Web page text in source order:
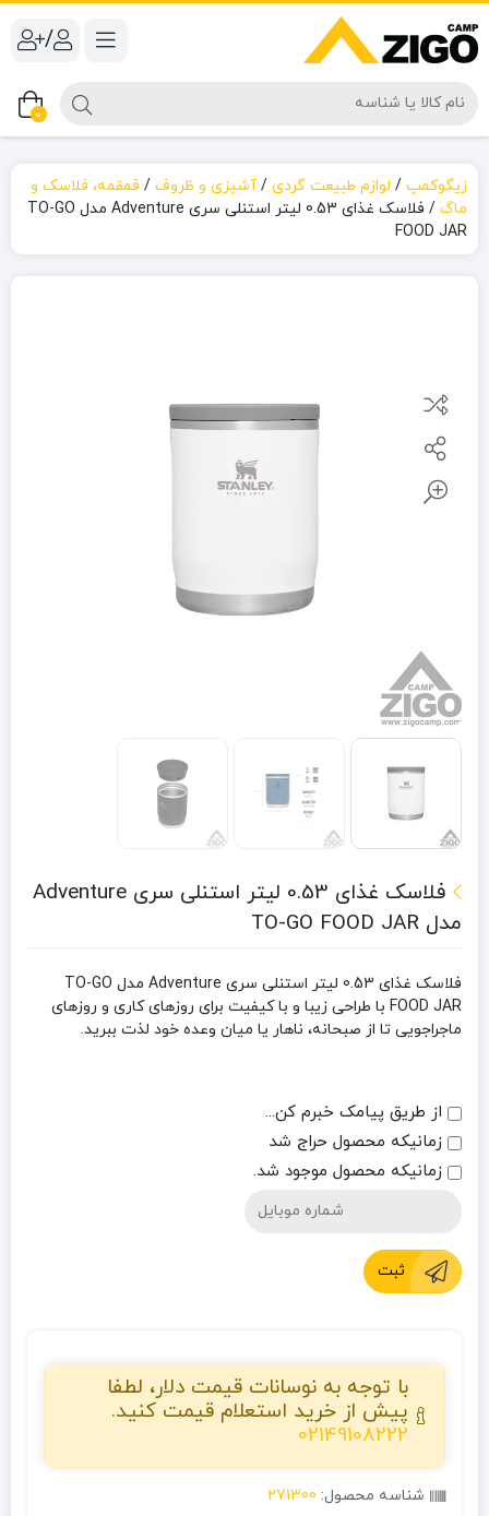
/
0
زیگوکمپ / لوازم طبیعت گردی /آشپزی و ظروف / قمقمه، فلاسک و
ماگ /
فلاسک غذای 0.53 لیتر استنلی سری Adventure مدل TO-GO
FOOD JAR
فلاسک غذای 0.53 لیتر استنلی سری Adventure
مدل TO-GO FOOD JAR
فلاسک غذای 0.53 لیتر استنلی سری Adventure مدل TO-GO
FOOD JAR با طراحی زیبا و با کیفیت برای روزهای کاری و روزهای
ماجراجویی تا از صبحانه، ناهار یا میان وعده خود لذت ببرید.
از طریق پیامک خبرم کن...
زمانیکه محصول حراج شد
زمانیکه محصول موجود شد.
ثبت
با توجه به نوسانات قیمت دلار، لطفا
پیش از خرید استعلام قیمت کنید.
02149108222
شناسه محصول: 271300